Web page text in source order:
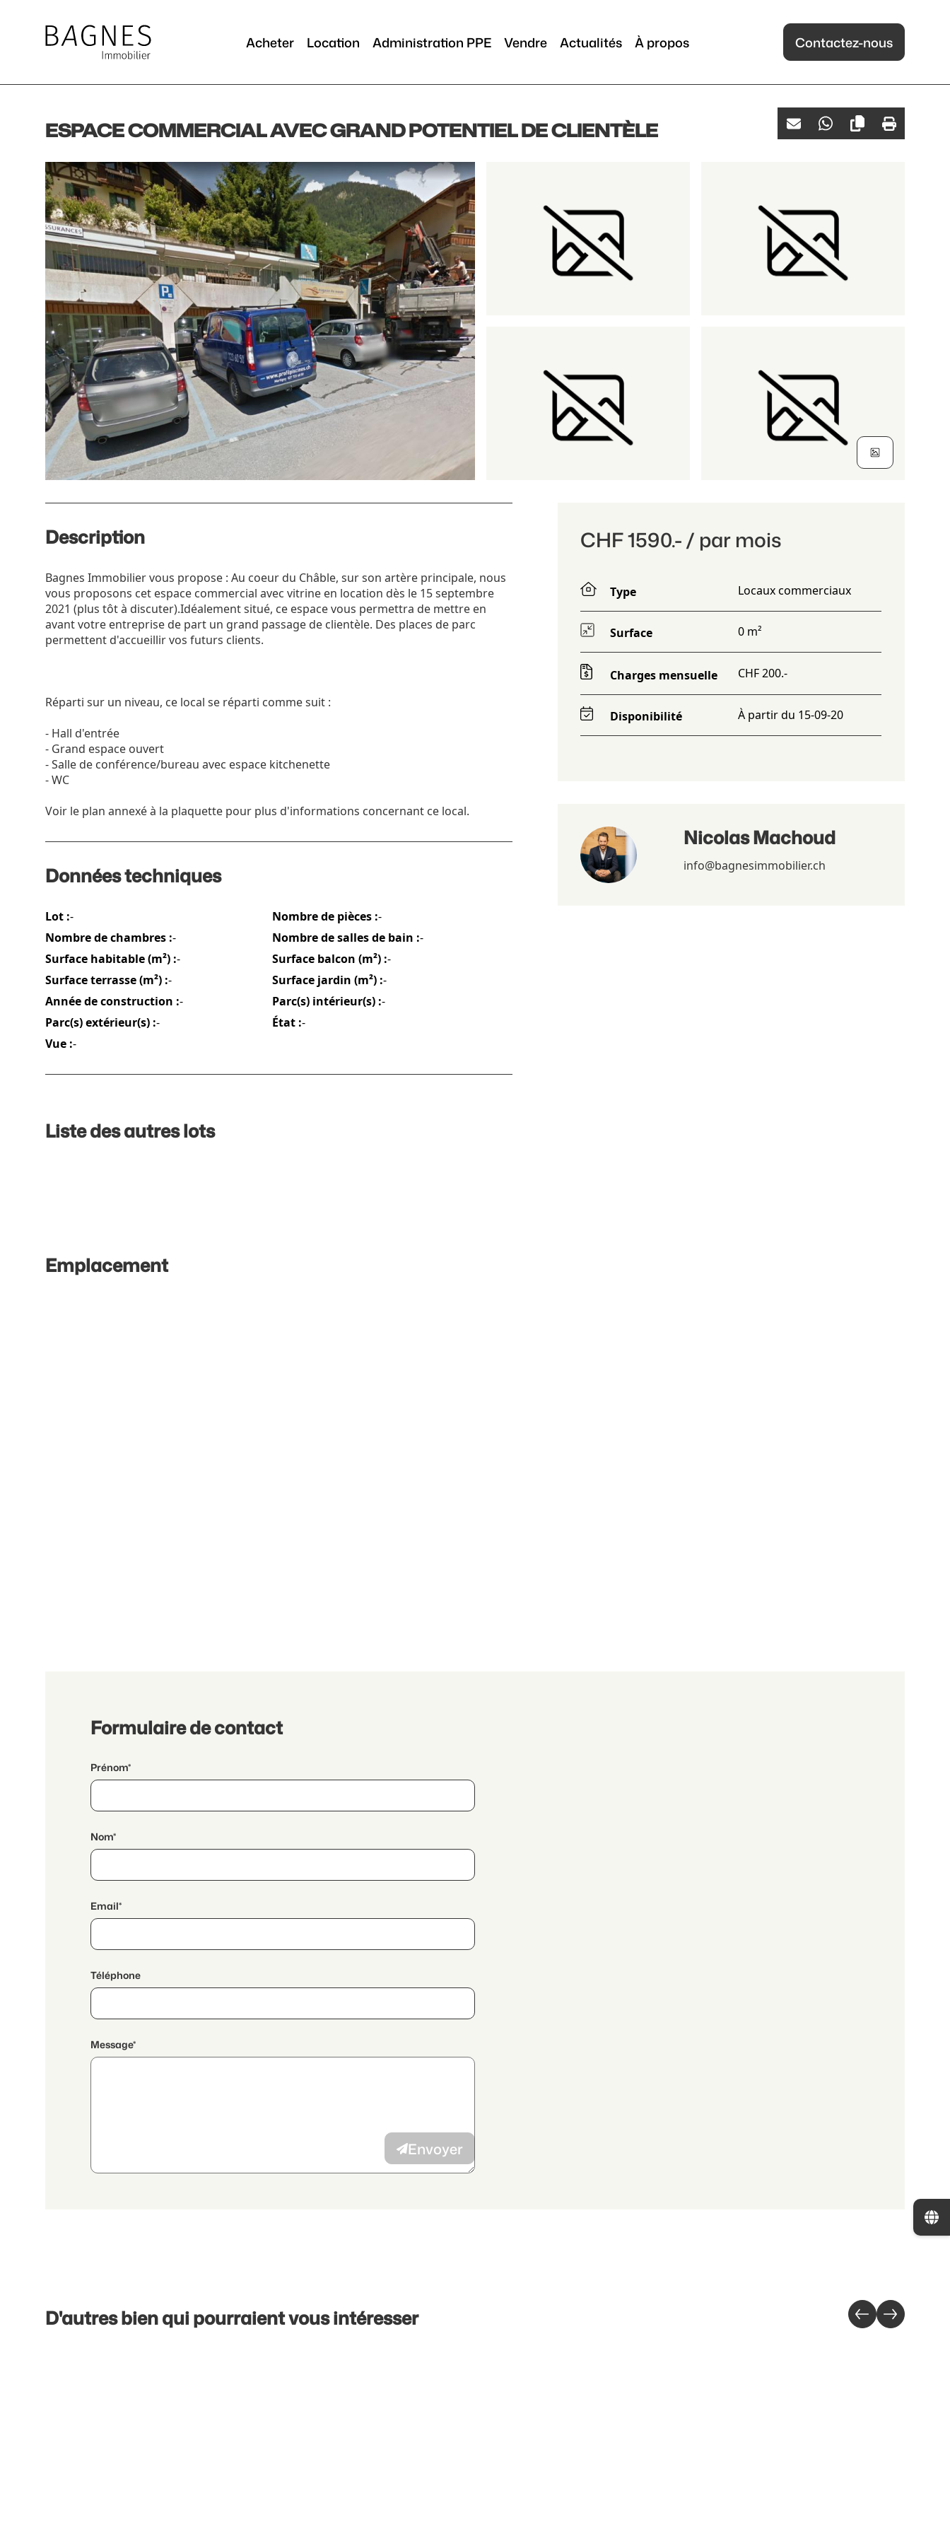
Acheter Location Administration PPE Vendre Actualités À propos Contactez-nous
ESPACE COMMERCIAL AVEC GRAND POTENTIEL DE CLIENTÈLE
Description
Bagnes Immobilier vous propose : Au coeur du Châble, sur son artère principale, nous
vous proposons cet espace commercial avec vitrine en location dès le 15 septembre
2021 (plus tôt à discuter).Idéalement situé, ce espace vous permettra de mettre en
avant votre entreprise de part un grand passage de clientèle. Des places de parc
permettent d'accueillir vos futurs clients.
Réparti sur un niveau, ce local se réparti comme suit :
- Hall d'entrée
- Grand espace ouvert
- Salle de conférence/bureau avec espace kitchenette
- WC
Voir le plan annexé à la plaquette pour plus d'informations concernant ce local.
Données techniques
Lot :- Nombre de pièces :-
Nombre de chambres :- Nombre de salles de bain :-
Surface habitable (m²) :- Surface balcon (m²) :-
Surface terrasse (m²) :- Surface jardin (m²) :-
Année de construction :- Parc(s) intérieur(s) :-
Parc(s) extérieur(s) :- État :-
Vue :-
CHF 1590.- / par mois
Type Locaux commerciaux
Surface 0 m²
Charges mensuelle CHF 200.-
Disponibilité À partir du 15-09-20
Nicolas Machoud
info@bagnesimmobilier.ch
Liste des autres lots
Emplacement
Formulaire de contact
Prénom*
Nom*
Email*
Téléphone
Message*
Envoyer
D'autres bien qui pourraient vous intéresser